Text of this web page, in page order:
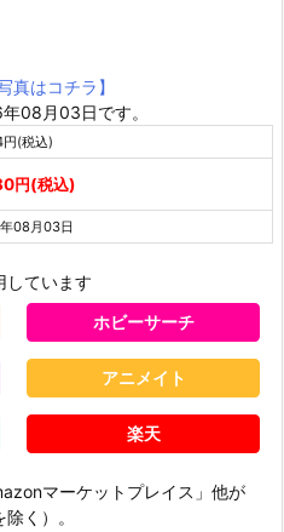
真はコチラ】
08月03日です。
(税込)
円(税込)
08月03日
しています
ホビーサーチ
アニメイト
楽天
マーケットプレイス」他が
く）。